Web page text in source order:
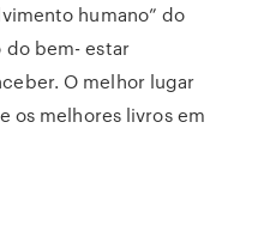
humano” do
do bem- estar
O melhor lugar
os melhores livros em